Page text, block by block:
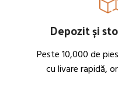
Depozit și
Peste 10,000 de
cu livare rapidă,